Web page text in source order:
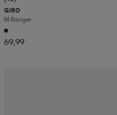
GIRO
M Ranger
69,99